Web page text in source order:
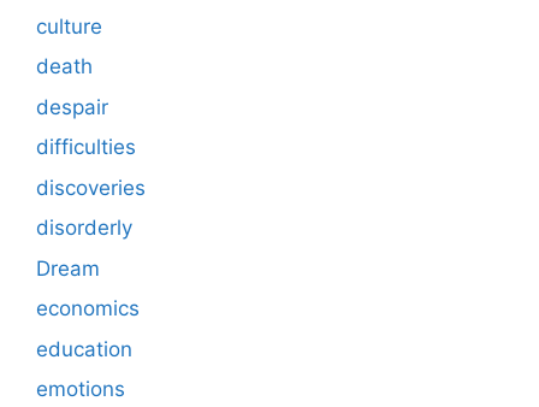
culture
death
despair
difficulties
discoveries
disorderly
Dream
economics
education
emotions